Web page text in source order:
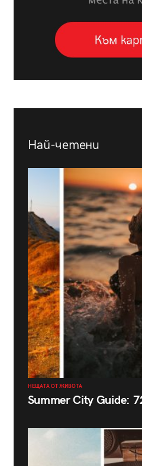
Най-четени
НЕЩАТА ОТ ЖИВОТА
Summer City Guide: